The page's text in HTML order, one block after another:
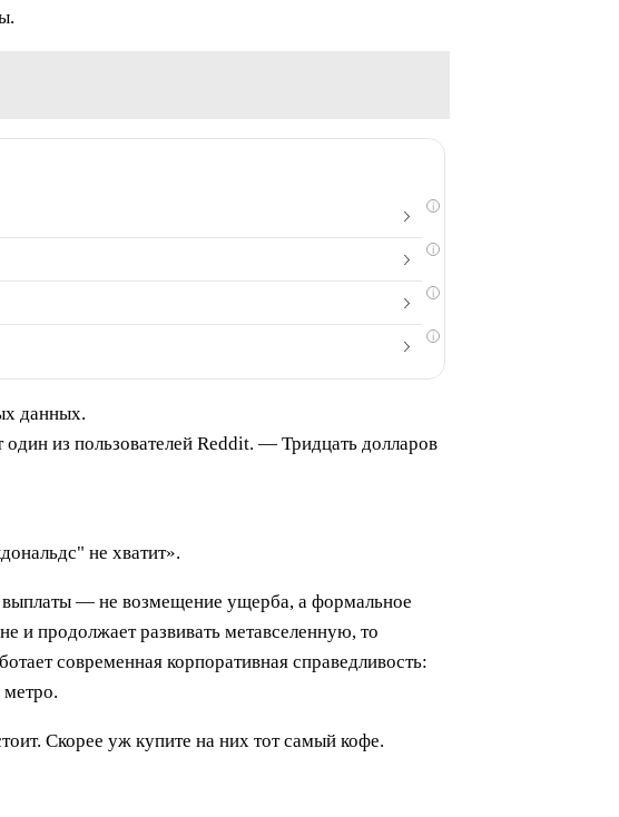
i
i
i
i
данных.
из пользователей Reddit. — Тридцать долларов
не хватит».
выплаты — не возмещение ущерба, а формальное
и продолжает развивать метавселенную, то
современная корпоративная справедливость:
Скорее уж купите на них тот самый кофе.